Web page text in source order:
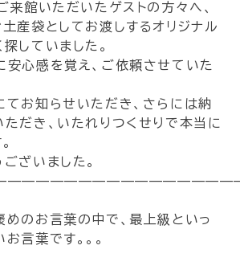
来館いただいたゲストの方々へ、
産袋としてお渡しするオリジナル
していました。
安心感を覚え、ご依頼させていた
てお知らせいただき、さらには納
だき、いたれりつくせりで本当に
ざいました。
めのお言葉の中で、最上級といっ
言葉です。。。